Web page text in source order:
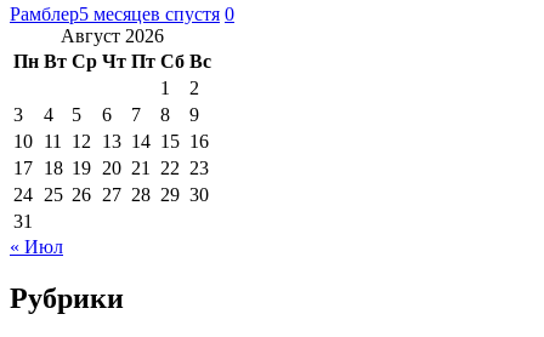
Рамблер5 месяцев спустя 0
Август 2026
Пн Вт Ср Чт Пт Сб Вс
1
2
3
4 5 6 7 8
9
10 11 12 13 14 15 16
17 18 19 20 21 22 23
24 25 26 27 28 29 30
31
« Июл
Рубрики